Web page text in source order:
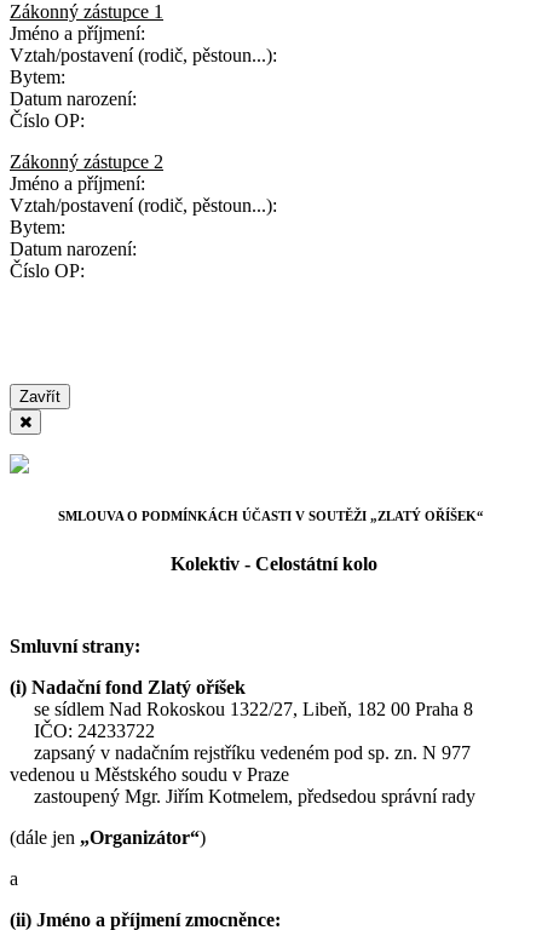
Zákonný zástupce 1
Jméno a příjmení:
Vztah/postavení (rodič, pěstoun...):
Bytem:
Datum narození:
Číslo OP:
Zákonný zástupce 2
Jméno a příjmení:
Vztah/postavení (rodič, pěstoun...):
Bytem:
Datum narození:
Číslo OP:
Zavřít
SMLOUVA O PODMÍNKÁCH ÚČASTI V SOUTĚŽI „ZLATÝ OŘÍŠEK“
Kolektiv - Celostátní kolo
Smluvní strany:
(i) Nadační fond Zlatý oříšek
se sídlem Nad Rokoskou 1322/27, Libeň, 182 00 Praha 8
IČO: 24233722
zapsaný v nadačním rejstříku vedeném pod sp. zn. N 977
vedenou u Městského soudu v Praze
zastoupený Mgr. Jiřím Kotmelem, předsedou správní rady
(dále jen „Organizátor“)
a
(ii) Jméno a příjmení zmocněnce: